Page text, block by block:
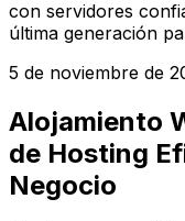
con servidores
última generación
5 de noviembre de
Alojamiento
de Hosting
Negocio